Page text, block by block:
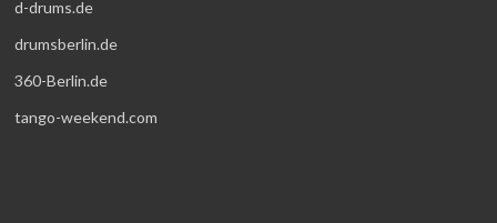
d-drums.de
drumsberlin.de
360-Berlin.de
tango-weekend.com